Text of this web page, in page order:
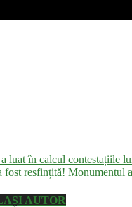
luat în calcul contestațiile
fost resfințită! Monumentul
AUTOR